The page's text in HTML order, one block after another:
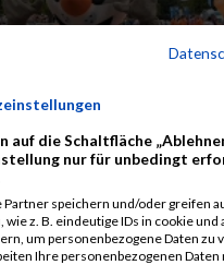
auf die Schaltfläche
nur für unbedingt
Partner speichern und/oder greifen
wie z. B. eindeutige IDs in cookie und
um personenbezogene Daten zu
Ihre personenbezogenen